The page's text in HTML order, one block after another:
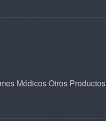
MédicosOtros Productos